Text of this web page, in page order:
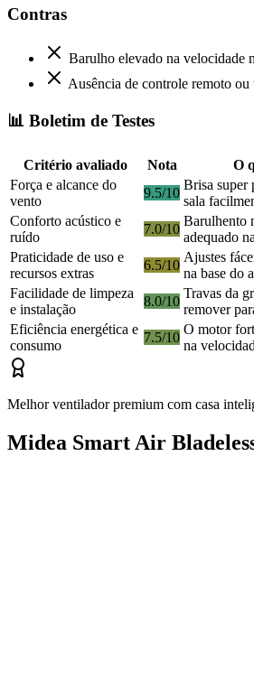
Contras
Barulho elevado na velocidade
Ausência de controle remoto ou
📊 Boletim de Testes
Critério avaliado Nota
O
Força e alcance do
vento
9.5/10
Brisa super
sala
Conforto acústico e
ruído
7.0/10
Barulhento
adequado
Praticidade de uso e
recursos extras
6.5/10
Ajustes
na base do
Facilidade de limpeza
e instalação
8.0/10
Travas da
remover
Eficiência energética e
consumo
7.5/10
O motor
na
Melhor ventilador premium com casa
Midea Smart Air